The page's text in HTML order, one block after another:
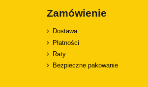
Zamówienie
Dostawa
Płatności
Raty
Bezpieczne pakowanie